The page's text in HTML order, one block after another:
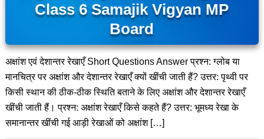
Class 6 Samajik Vigyan MP
Board
अक्षांश एवं देशान्तर रेखाएँ Short Questions Answer प्रश्न: ग्लोब या
मानचित्र पर अक्षांश और देशान्तर रेखाएँ क्यों खींची जाती हैं? उत्तर: पृथ्वी पर
किसी स्थान की ठीक-ठीक स्थिति बताने के लिए अक्षांश और देशान्तर रेखाएँ
खींची जाती हैं। प्रश्न: अक्षांश रेखाएँ किसे कहते हैं? उत्तर: भूमध्य रेखा के
समानान्तर खींची गई आड़ी रेखाओं को अक्षांश […]